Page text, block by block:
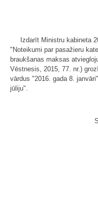
Izdarīt Ministru kabineta
"Noteikumi par pasažieru
braukšanas maksas
Vēstnesis, 2015, 77. nr.)
vārdus "2016. gada 8.
jūliju".